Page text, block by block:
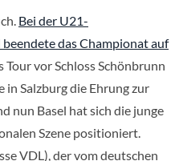
Bei der U21-
das Championat auf
vor Schloss Schönbrunn
in Salzburg die Ehrung zur
nun Basel hat sich die junge
Szene positioniert.
VDL), der vom deutschen